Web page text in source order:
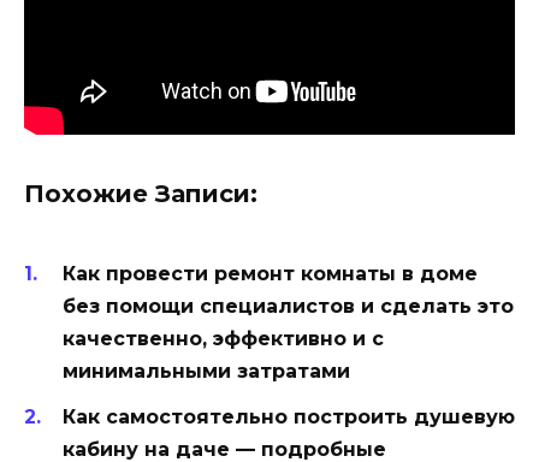
Похожие Записи:
Как провести ремонт комнаты в доме
без помощи специалистов и сделать это
качественно, эффективно и с
минимальными затратами
Как самостоятельно построить душевую
кабину на даче — подробные